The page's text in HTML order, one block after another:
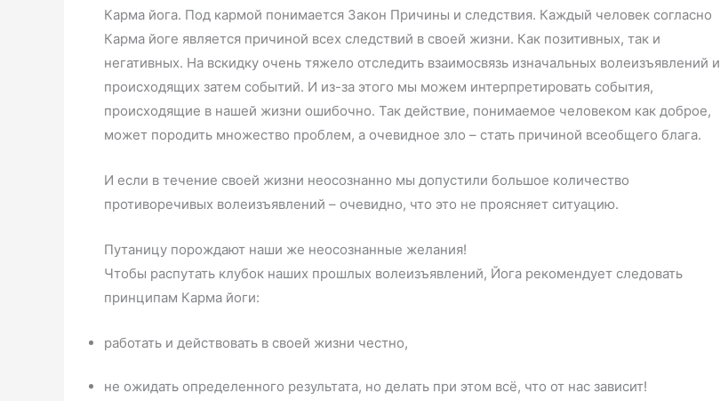
Карма йога. Под кармой понимается Закон Причины и следствия. Каждый человек согласно
Карма йоге является причиной всех следствий в своей жизни. Как позитивных, так и
негативных. На вскидку очень тяжело отследить взаимосвязь изначальных волеизъявлений и
происходящих затем событий. И из-за этого мы можем интерпретировать события,
происходящие в нашей жизни ошибочно. Так действие, понимаемое человеком как доброе,
может породить множество проблем, а очевидное зло – стать причиной всеобщего блага.
И если в течение своей жизни неосознанно мы допустили большое количество
противоречивых волеизъявлений – очевидно, что это не проясняет ситуацию.
Путаницу порождают наши же неосознанные желания!
Чтобы распутать клубок наших прошлых волеизъявлений, Йога рекомендует следовать
принципам Карма йоги:
работать и действовать в своей жизни честно,
не ожидать определенного результата, но делать при этом всё, что от нас зависит!